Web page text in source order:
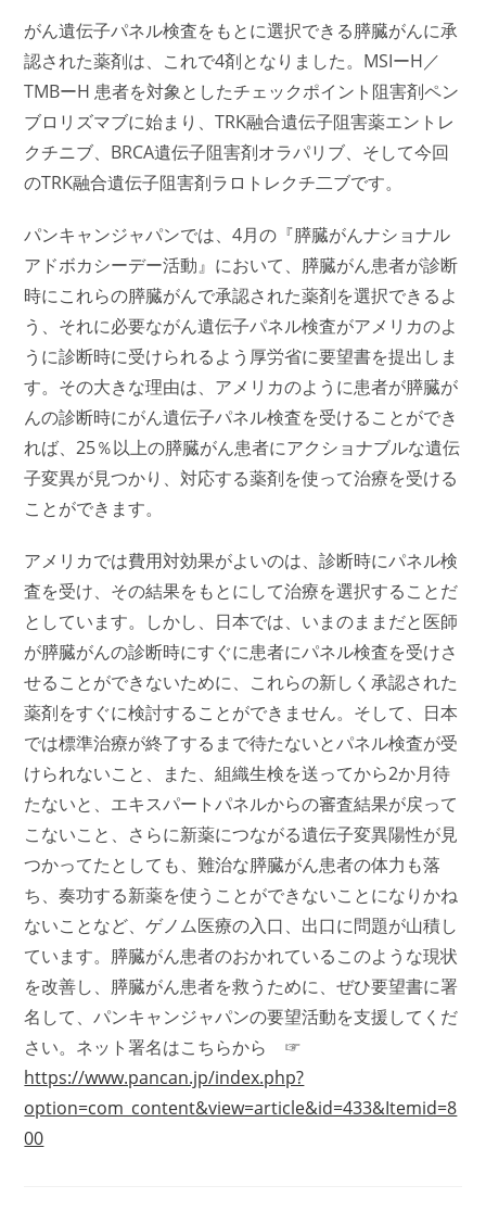
がん遺伝子パネル検査をもとに選択できる膵臓がんに承
認された薬剤は、これで4剤となりました。MSIーH／
TMBーH 患者を対象としたチェックポイント阻害剤ペン
ブロリズマブに始まり、TRK融合遺伝子阻害薬エントレ
クチニブ、BRCA遺伝子阻害剤オラパリブ、そして今回
のTRK融合遺伝子阻害剤ラロトレクチ二ブです。
パンキャンジャパンでは、4月の『膵臓がんナショナル
アドボカシーデー活動』において、膵臓がん患者が診断
時にこれらの膵臓がんで承認された薬剤を選択できるよ
う、それに必要ながん遺伝子パネル検査がアメリカのよ
うに診断時に受けられるよう厚労省に要望書を提出しま
す。その大きな理由は、アメリカのように患者が膵臓が
んの診断時にがん遺伝子パネル検査を受けることができ
れば、25％以上の膵臓がん患者にアクショナブルな遺伝
子変異が見つかり、対応する薬剤を使って治療を受ける
ことができます。
アメリカでは費用対効果がよいのは、診断時にパネル検
査を受け、その結果をもとにして治療を選択することだ
としています。しかし、日本では、いまのままだと医師
が膵臓がんの診断時にすぐに患者にパネル検査を受けさ
せることができないために、これらの新しく承認された
薬剤をすぐに検討することができません。そして、日本
では標準治療が終了するまで待たないとパネル検査が受
けられないこと、また、組織生検を送ってから2か月待
たないと、エキスパートパネルからの審査結果が戻って
こないこと、さらに新薬につながる遺伝子変異陽性が見
つかってたとしても、難治な膵臓がん患者の体力も落
ち、奏功する新薬を使うことができないことになりかね
ないことなど、ゲノム医療の入口、出口に問題が山積し
ています。膵臓がん患者のおかれているこのような現状
を改善し、膵臓がん患者を救うために、ぜひ要望書に署
名して、パンキャンジャパンの要望活動を支援してくだ
さい。ネット署名はこちらから ☞
https://www.pancan.jp/index.php?
option=com_content&view=article&id=433&Itemid=8
00